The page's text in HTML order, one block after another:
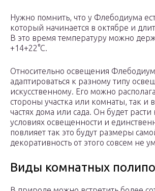
Нужно помнить, что у Флебодиума
который начинается в октябре и
В это время температуру можно
+14+22°С.
Относительно освещения
адаптироваться к разному типу
искусственному. Его можно
стороны участка или комнаты, так и
частях дома или сада. Он будет
условиях освещенности и
повлияет так это будут размеры
декоративность от этого совсем не
Виды комнатных